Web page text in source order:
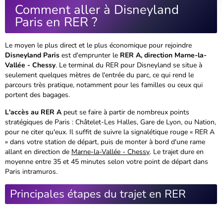
Comment aller à Disneyland
Paris en RER ?
Le moyen le plus direct et le plus économique pour rejoindre
Disneyland Paris est d'emprunter le RER A, direction Marne-la-
Vallée - Chessy. Le terminal du RER pour Disneyland se situe à
seulement quelques mètres de l'entrée du parc, ce qui rend le
parcours très pratique, notamment pour les familles ou ceux qui
portent des bagages.
L'accès au RER A peut se faire à partir de nombreux points
stratégiques de Paris : Châtelet-Les Halles, Gare de Lyon, ou Nation,
pour ne citer qu'eux. Il suffit de suivre la signalétique rouge « RER A
» dans votre station de départ, puis de monter à bord d'une rame
allant en direction de Marne-la-Vallée - Chessy. Le trajet dure en
moyenne entre 35 et 45 minutes selon votre point de départ dans
Paris intramuros.
Principales étapes du trajet en RER